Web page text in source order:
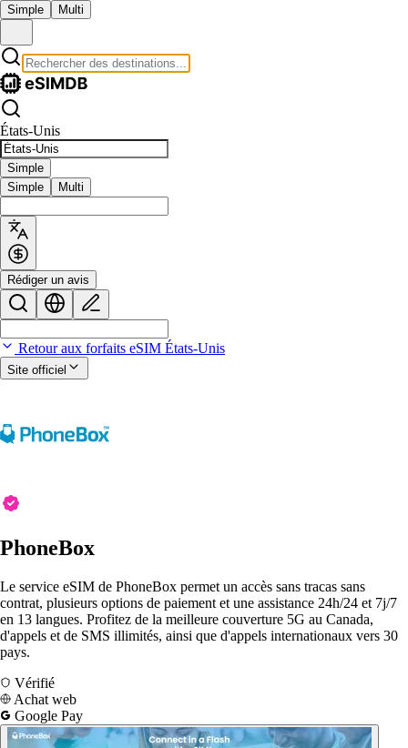
Simple Multi
États-Unis
Simple
Simple
Multi
Rédiger un avis
Retour aux forfaits eSIM États-Unis
Site officiel
PhoneBox
Le service eSIM de PhoneBox permet un accès sans tracas sans
contrat, plusieurs options de paiement et une assistance 24h/24 et 7j/7
en 13 langues. Profitez de la meilleure couverture 5G au Canada,
d'appels et de SMS illimités, ainsi que d'appels internationaux vers 30
pays.
Vérifié
Achat web
Google Pay